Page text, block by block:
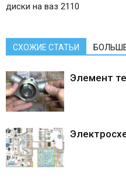
диски на ваз 2110
СХОЖИЕ СТАТЬИ
Элемент